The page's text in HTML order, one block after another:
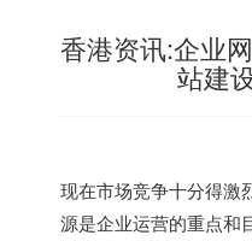
香港资讯:企业
站建
现在市场竞争十分得激
源是企业运营的重点和